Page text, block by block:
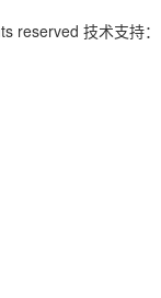
reserved 技术支持：